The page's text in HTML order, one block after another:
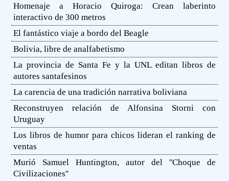
Homenaje a Horacio Quiroga: Crean laberinto
interactivo de 300 metros
El fantástico viaje a bordo del Beagle
Bolivia, libre de analfabetismo
La provincia de Santa Fe y la UNL editan libros de
autores santafesinos
La carencia de una tradición narrativa boliviana
Reconstruyen relación de Alfonsina Storni con
Uruguay
Los libros de humor para chicos lideran el ranking de
ventas
Murió Samuel Huntington, autor del ''Choque de
Civilizaciones''